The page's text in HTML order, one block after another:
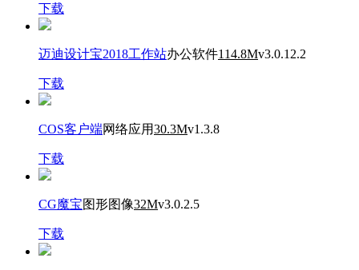
下载
迈迪设计宝2018工作站办公软件114.8Mv3.0.12.2
下载
COS客户端网络应用30.3Mv1.3.8
下载
CG魔宝图形图像32Mv3.0.2.5
下载